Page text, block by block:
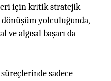
için kritik stratejik
yolculuğunda,
ve algısal başarı da
sadece